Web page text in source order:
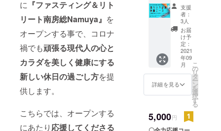
に 『ファスティング＆リト
リート南房総Namuya』 を
オープンする事で、コロナ
禍でも頑張る現代人の心と
カラダを美しく健康にする
新しい休日の過ごし方を提
供します。
こちらでは、オープンする
にあたり 応援してくださる
りファ
スティ
ング体
験】 ○
水曜ま
たは木
曜日限
定 ○
ファス
ティン
グカウ
ンセ
ラーに
「11の
食リス
支援
者：
3人
お届
け予
定：
2021
年09
月
詳細を見る
こ
の
リ
タ
ー
ン
を
選
択
す
る
5,000円